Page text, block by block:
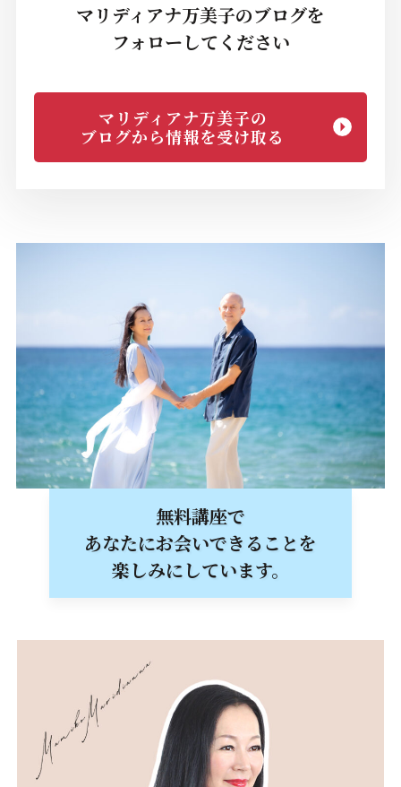
マリディアナ万美子のブログを
フォローしてください
マリディアナ万美子の
ブログから情報を受け取る
無料講座で
あなたにお会いできることを
楽しみにしています。